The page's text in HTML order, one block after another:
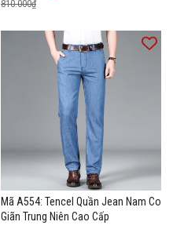
810.000₫
Mã A554: Tencel Quần Jean Nam Co
Giãn Trung Niên Cao Cấp